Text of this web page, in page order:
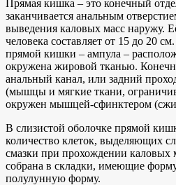
Прямая кишка – это конечный
заканчивается анальным
выведения каловых масс наружу.
человека составляет от 15 до 20
прямой кишки – ампула –
окружена жировой тканью.
анальный канал, или задний
(мышцы и мягкие ткани,
окружен мышцей-сфинктером
В слизистой оболочке прямой
количество клеток, выделяющих
смазки при прохождении каловых
собрана в складки, имеющие
полулунную форму.